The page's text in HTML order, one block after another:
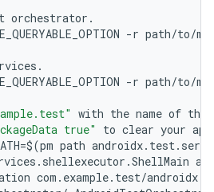
orchestrator .
-r path/to/
.
-r path/to/
with the name of the
true" to clear your app
=$(pm path androidx. test.
. shellexecutor .ShellMain am
com . example. test/androidx